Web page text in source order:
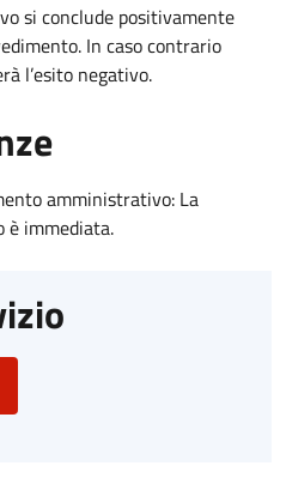
si conclude positivamente
In caso contrario
l’esito negativo.
amministrativo: La
è immediata.